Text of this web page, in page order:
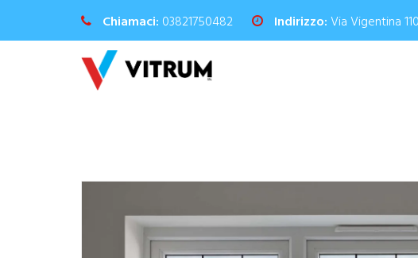
Chiamaci: 03821750482 Indirizzo:Via Vigentina